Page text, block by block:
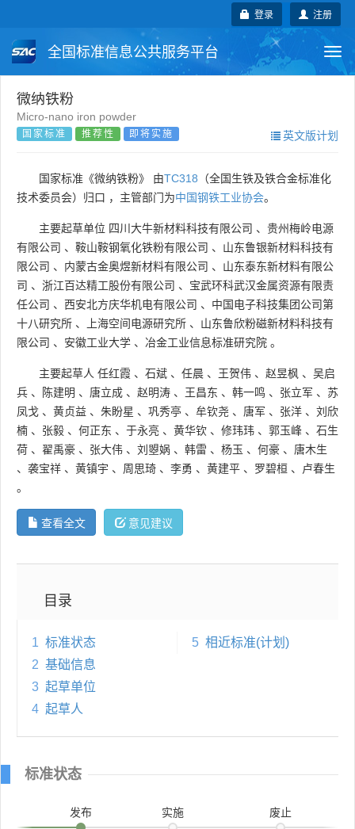
注册
登录
全国标准信息公共服务平台
国家标准
团体标准 企业标准 国际标准
国外标准 技术委员会
微纳铁粉
Micro-nano iron powder
国家标准 推荐性 即将实施 英文版计划
国家标准《微纳铁粉》 由TC318 （全国生铁及铁合金标准化
技术委员会）归口 ，主管部门为中国钢铁工业协会。
主要起草单位 四川大牛新材料科技有限公司 、 贵州梅岭电源
有限公司 、 鞍山鞍钢氧化铁粉有限公司 、 山东鲁银新材料科技有
限公司 、 内蒙古金奥煜新材料有限公司 、 山东泰东新材料有限公
司 、 浙江百达精工股份有限公司 、 宝武环科武汉金属资源有限责
任公司 、 西安北方庆华机电有限公司 、 中国电子科技集团公司第
十八研究所 、 上海空间电源研究所 、 山东鲁欣粉磁新材料科技有
限公司 、 安徽工业大学 、 冶金工业信息标准研究院 。
主要起草人 任红霞 、 石斌 、 任晨 、 王贺伟 、 赵昱枫 、 吴启
兵 、 陈建明 、 唐立成 、 赵明涛 、 王昌东 、 韩一鸣 、 张立军 、 苏
凤戈 、 黄贞益 、 朱盼星 、 巩秀亭 、 牟钦尧 、 唐军 、 张洋 、 刘欣
楠 、 张毅 、 何正东 、 于永亮 、 黄华钦 、 修玮玮 、 郭玉峰 、 石生
荷 、 翟禹豪 、 张大伟 、 刘曌娲 、 韩雷 、 杨玉 、 何豪 、 唐木生
、 袭宝祥 、 黄镇宇 、 周思琦 、 李勇 、 黄建平 、 罗碧桓 、
卢春生
。
查看全文 意见建议
目录
1 标准状态
2 基础信息
3 起草单位
4 起草人
5 相近标准(计划)
标准状态
发布 实施 废止